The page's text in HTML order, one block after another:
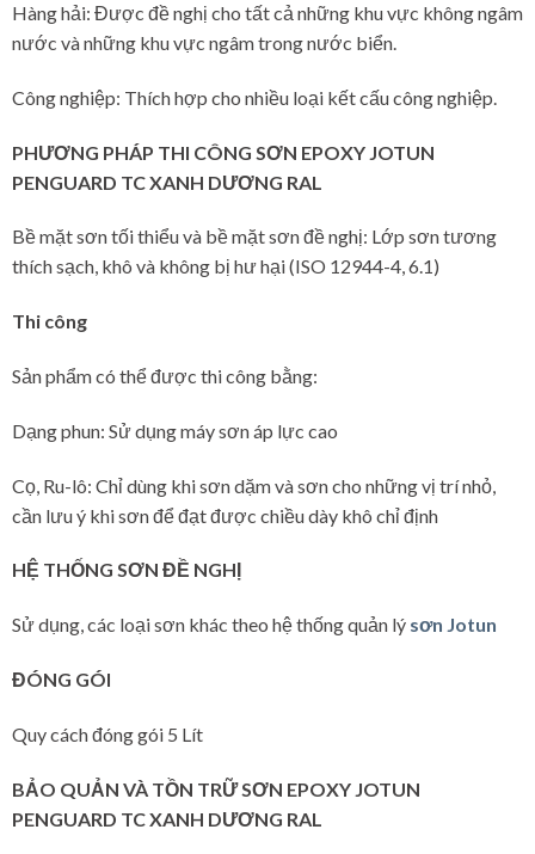
Hàng hải: Được đề nghị cho tất cả những khu vực không ngâm
nước và những khu vực ngâm trong nước biển.
Công nghiệp: Thích hợp cho nhiều loại kết cấu công nghiệp.
PHƯƠNG PHÁP THI CÔNG SƠN EPOXY JOTUN
PENGUARD TC XANH DƯƠNG RAL
Bề mặt sơn tối thiểu và bề mặt sơn đề nghị: Lớp sơn tương
thích sạch, khô và không bị hư hại (ISO 12944-4, 6.1)
Thi công
Sản phẩm có thể được thi công bằng:
Dạng phun: Sử dụng máy sơn áp lực cao
Cọ, Ru-lô: Chỉ dùng khi sơn dặm và sơn cho những vị trí nhỏ,
cần lưu ý khi sơn để đạt được chiều dày khô chỉ định
HỆ THỐNG SƠN ĐỀ NGHỊ
Sử dụng, các loại sơn khác theo hệ thống quản lý sơn Jotun
ĐÓNG GÓI
Quy cách đóng gói 5 Lít
BẢO QUẢN VÀ TỒN TRỮ SƠN EPOXY JOTUN
PENGUARD TC XANH DƯƠNG RAL